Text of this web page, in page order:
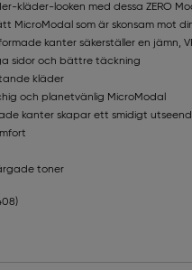
kläder-looken med dessa ZERO
MicroModal som är skonsam mot
kanter säkerställer en jämn,
sidor och bättre täckning
kläder
och planetvänlig MicroModal
kanter skapar ett smidigt
toner